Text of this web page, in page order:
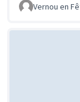
Vernou en